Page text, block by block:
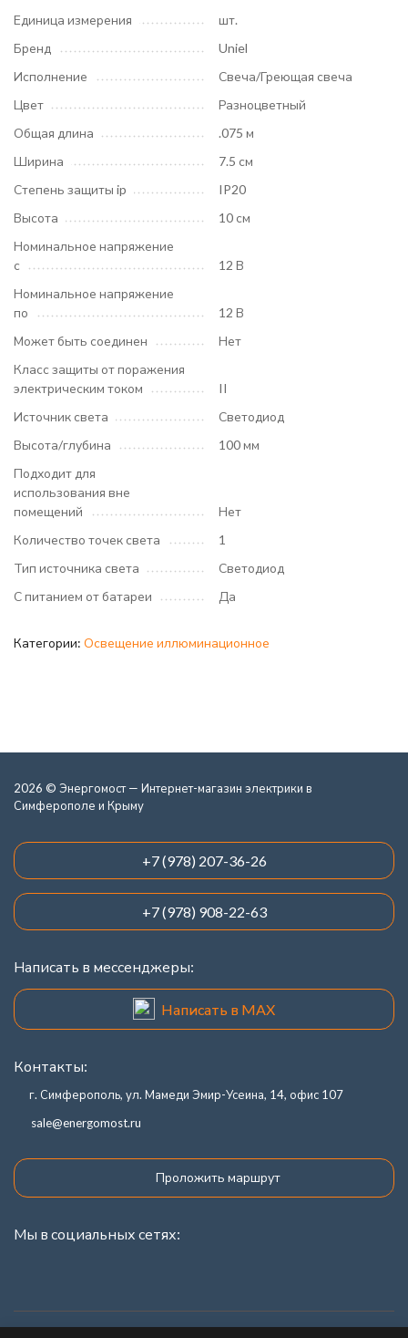
Единица измерения
шт.
Бренд
Uniel
Исполнение
Свеча/Греющая свеча
Цвет
Разноцветный
Общая длина
.075 м
Ширина
7.5 см
Степень защиты ip
IP20
Высота
10 см
Номинальное напряжение
с
12 В
Номинальное напряжение
по
12 В
Может быть соединен
Нет
Класс защиты от поражения
электрическим током
II
Источник света
Светодиод
Высота/глубина
100 мм
Подходит для
использования вне
помещений
Нет
Количество точек света
1
Тип источника света
Светодиод
С питанием от батареи
Да
Категории: Освещение иллюминационное
2026 © Энергомост — Интернет-магазин электрики в
Симферополе и Крыму
+7 (978) 207-36-26
+7 (978) 908-22-63
Написать в мессенджеры:
Написать в MAX
Контакты:
г. Симферополь, ул. Мамеди Эмир-Усеина, 14, офис 107
sale@energomost.ru
Проложить маршрут
Мы в социальных сетях:
Каталог товаров